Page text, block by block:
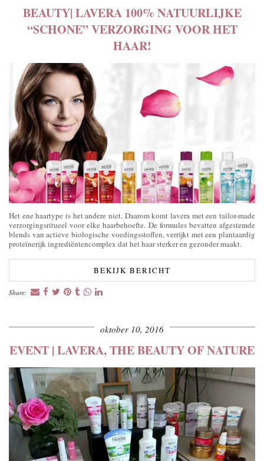
BEAUTY| LAVERA 100% NATUURLIJKE
“SCHONE” VERZORGING VOOR HET
HAAR!
Het ene haartype is het andere niet. Daarom komt lavera met een tailor-made
verzorgingsritueel voor elke haarbehoefte. De formules bevatten afgestemde
blends van actieve biologische voedingsstoffen, verrijkt met een plantaardig
proteïnerijk ingrediëntencomplex dat het haar sterker en gezonder maakt.
BEKIJK BERICHT
Share:
oktober 10, 2016
EVENT | LAVERA, THE BEAUTY OF NATURE